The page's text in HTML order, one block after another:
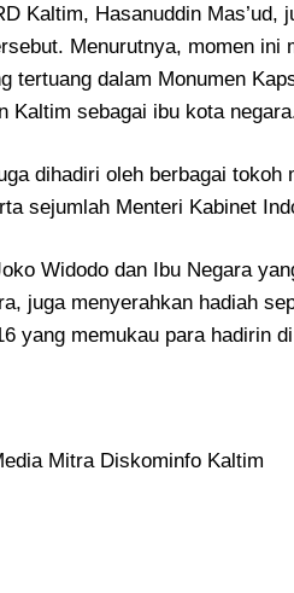
Kaltim, Hasanuddin
Menurutnya, momen
tertuang dalam Monumen
Kaltim sebagai ibu kota
dihadiri oleh berbagai
sejumlah Menteri Kabinet
Widodo dan Ibu Negara
juga menyerahkan hadiah
yang memukau para hadirin
Mitra Diskominfo Kaltim